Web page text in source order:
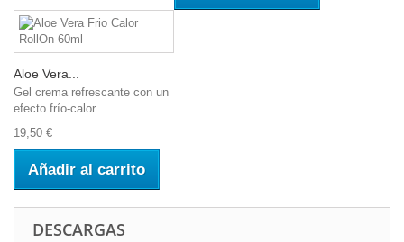
Aloe Vera...
Gel crema refrescante con un
efecto frío-calor.
19,50 €
Añadir al carrito
DESCARGAS